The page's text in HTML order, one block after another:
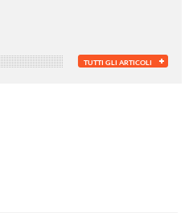
TUTTI GLI ARTICOLI